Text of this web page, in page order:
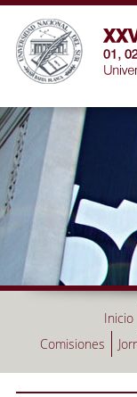
Inicio
Comisiones